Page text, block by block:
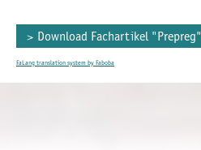
Download Fachartikel "Prepreg"
FaLang translation system by Faboba